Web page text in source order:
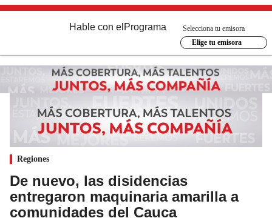
Hable con el Programa
Selecciona tu emisora
Elige tu emisora
Regiones
De nuevo, las disidencias
entregaron maquinaria amarilla a
comunidades del Cauca